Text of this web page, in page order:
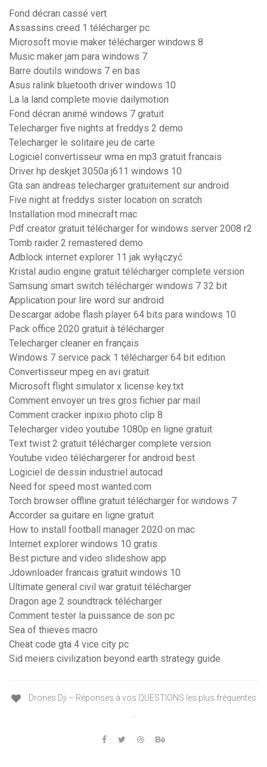
Fond décran cassé vert
Assassins creed 1 télécharger pc
Microsoft movie maker télécharger windows 8
Music maker jam para windows 7
Barre doutils windows 7 en bas
Asus ralink bluetooth driver windows 10
La la land complete movie dailymotion
Fond décran animé windows 7 gratuit
Telecharger five nights at freddys 2 demo
Telecharger le solitaire jeu de carte
Logiciel convertisseur wma en mp3 gratuit francais
Driver hp deskjet 3050a j611 windows 10
Gta san andreas telecharger gratuitement sur android
Five night at freddys sister location on scratch
Installation mod minecraft mac
Pdf creator gratuit télécharger for windows server 2008 r2
Tomb raider 2 remastered demo
Adblock internet explorer 11 jak wyłączyć
Kristal audio engine gratuit télécharger complete version
Samsung smart switch télécharger windows 7 32 bit
Application pour lire word sur android
Descargar adobe flash player 64 bits para windows 10
Pack office 2020 gratuit à télécharger
Telecharger cleaner en français
Windows 7 service pack 1 télécharger 64 bit edition
Convertisseur mpeg en avi gratuit
Microsoft flight simulator x license key.txt
Comment envoyer un tres gros fichier par mail
Comment cracker inpixio photo clip 8
Telecharger video youtube 1080p en ligne gratuit
Text twist 2 gratuit télécharger complete version
Youtube video téléchargerer for android best
Logiciel de dessin industriel autocad
Need for speed most wanted.com
Torch browser offline gratuit télécharger for windows 7
Accorder sa guitare en ligne gratuit
How to install football manager 2020 on mac
Internet explorer windows 10 gratis
Best picture and video slideshow app
Jdownloader francais gratuit windows 10
Ultimate general civil war gratuit télécharger
Dragon age 2 soundtrack télécharger
Comment tester la puissance de son pc
Sea of thieves macro
Cheat code gta 4 vice city pc
Sid meiers civilization beyond earth strategy guide
Drones Dji – Réponses à vos QUESTIONS les plus fréquentes